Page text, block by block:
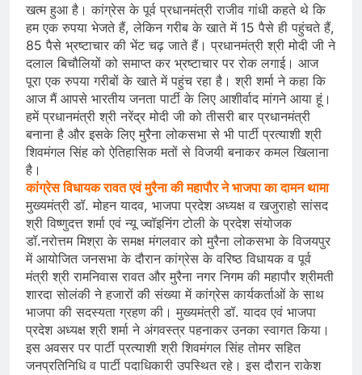
खत्म हुआ है। कांग्रेस के पूर्व प्रधानमंत्री राजीव गांधी कहते थे कि
हम एक रुपया भेजते हैं, लेकिन गरीब के खाते में 15 पैसे ही पहुंचते हैं,
85 पैसे भ्रष्टाचार की भेंट चढ़ जाते हैं। प्रधानमंत्री श्री मोदी जी ने
दलाल बिचौलियों को समाप्त कर भ्रष्टाचार पर रोक लगाई। आज
पूरा एक रुपया गरीबों के खाते में पहुंच रहा है। श्री शर्मा ने कहा कि
आज मैं आपसे भारतीय जनता पार्टी के लिए आशीर्वाद मांगने आया हूं।
हमें प्रधानमंत्री श्री नरेंद्र मोदी जी को तीसरी बार प्रधानमंत्री
बनाना है और इसके लिए मुरैना लोकसभा से भी पार्टी प्रत्याशी श्री
शिवमंगल सिंह को ऐतिहासिक मतों से विजयी बनाकर कमल खिलाना
है।
कांग्रेस विधायक रावत एवं मुरैना की महापौर ने भाजपा का दामन थामा
मुख्यमंत्री डॉ. मोहन यादव, भाजपा प्रदेश अध्यक्ष व खजुराहो सांसद
श्री विष्णुदत्त शर्मा एवं न्यू ज्वॉइनिंग टोली के प्रदेश संयोजक
डॉ.नरोत्तम मिश्रा के समक्ष मंगलवार को मुरैना लोकसभा के विजयपुर
में आयोजित जनसभा के दौरान कांग्रेस के वरिष्ठ विधायक व पूर्व
मंत्री श्री रामनिवास रावत और मुरैना नगर निगम की महापौर श्रीमती
शारदा सोलंकी ने हजारों की संख्या में कांग्रेस कार्यकर्ताओं के साथ
भाजपा की सदस्यता ग्रहण की। मुख्यमंत्री डॉ. यादव एवं भाजपा
प्रदेश अध्यक्ष श्री शर्मा ने अंगवस्त्र पहनाकर उनका स्वागत किया।
इस अवसर पर पार्टी प्रत्याशी श्री शिवमंगल सिंह तोमर सहित
जनप्रतिनिधि व पार्टी पदाधिकारी उपस्थित रहे। इस दौरान राकेश